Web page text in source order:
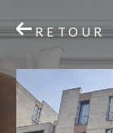
RETOUR